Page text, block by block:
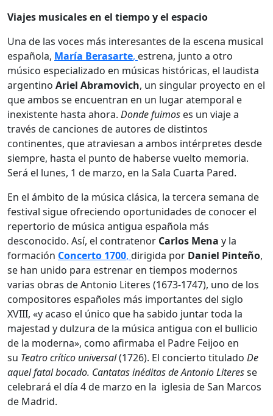
Viajes musicales en el tiempo y el espacio
Una de las voces más interesantes de la escena musical
española, María Berasarte, estrena, junto a otro
músico especializado en músicas históricas, el laudista
argentino Ariel Abramovich, un singular proyecto en el
que ambos se encuentran en un lugar atemporal e
inexistente hasta ahora. Donde fuimos es un viaje a
través de canciones de autores de distintos
continentes, que atraviesan a ambos intérpretes desde
siempre, hasta el punto de haberse vuelto memoria.
Será el lunes, 1 de marzo, en la Sala Cuarta Pared.
En el ámbito de la música clásica, la tercera semana de
festival sigue ofreciendo oportunidades de conocer el
repertorio de música antigua española más
desconocido. Así, el contratenor Carlos Mena y la
formación Concerto 1700, dirigida por Daniel Pinteño,
se han unido para estrenar en tiempos modernos
varias obras de Antonio Literes (1673-1747), uno de los
compositores españoles más importantes del siglo
XVIII, «y acaso el único que ha sabido juntar toda la
majestad y dulzura de la música antigua con el bullicio
de la moderna», como afirmaba el Padre Feijoo en
su Teatro crítico universal(1726). El concierto titulado De
aquel fatal bocado. Cantatas inéditas de Antonio Literesse
celebrará el día 4 de marzo en la iglesia de San Marcos
de Madrid.